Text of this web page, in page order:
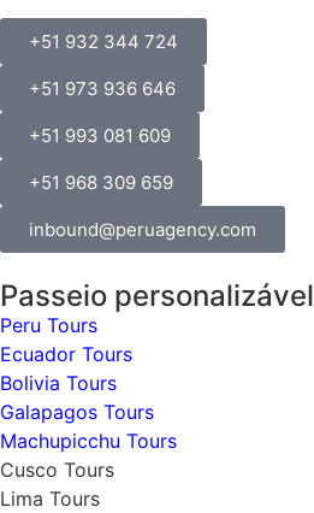
+51 932 344 724
+51 973 936 646
+51 993 081 609
+51 968 309 659
inbound@peruagency.com
Passeio personalizável
Peru Tours
Ecuador Tours
Bolivia Tours
Galapagos Tours
Machupicchu Tours
Cusco Tours
Lima Tours